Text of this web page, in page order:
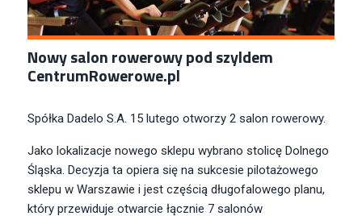
Nowy salon rowerowy pod szyldem
CentrumRowerowe.pl
Spółka Dadelo S.A. 15 lutego otworzy 2 salon rowerowy.
Jako lokalizacje nowego sklepu wybrano stolicę Dolnego
Śląska. Decyzja ta opiera się na sukcesie pilotażowego
sklepu w Warszawie i jest częścią długofalowego planu,
który przewiduje otwarcie łącznie 7 salonów